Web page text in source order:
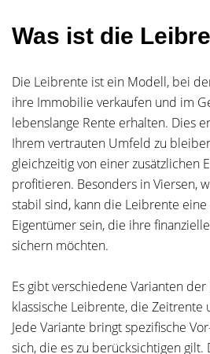
Was ist die
Die Leibrente ist ein Modell, bei
ihre Immobilie verkaufen und im
lebenslange Rente erhalten. Dies
Ihrem vertrauten Umfeld zu
gleichzeitig von einer zusätzlichen
profitieren. Besonders in Viersen,
stabil sind, kann die Leibrente
Eigentümer sein, die ihre
sichern möchten.
Es gibt verschiedene Varianten
klassische Leibrente, die Zeitrente
Jede Variante bringt spezifische
sich, die es zu berücksichtigen gilt.